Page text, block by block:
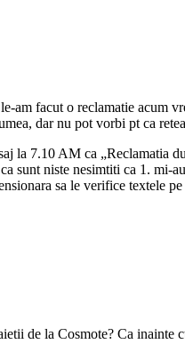
am facut o reclamatie acum
dar nu pot vorbi pt ca
la 7.10 AM ca „Reclamatia
sunt niste nesimtiti ca 1. mi-
sa le verifice textele
de la Cosmote? Ca inainte